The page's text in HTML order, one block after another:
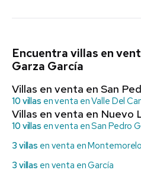
Encuentra villas en
Garza García
Villas en venta en San
10 villas en venta en Valle Del
Villas en venta en Nuevo
10 villas en venta en San Pedro
3 villas en venta en
3 villas en venta en García